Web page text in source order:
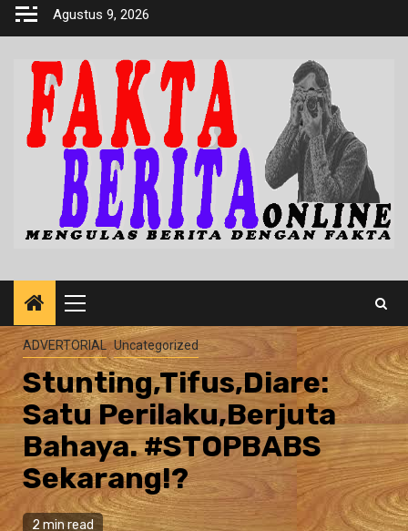
Skip
Agustus 9, 2026
Primary
Menu
ADVERTORIAL Uncategorized
Stunting,Tifus,Diare:
Satu Perilaku,Berjuta
Bahaya. #STOPBABS
Sekarang!?
2 min read